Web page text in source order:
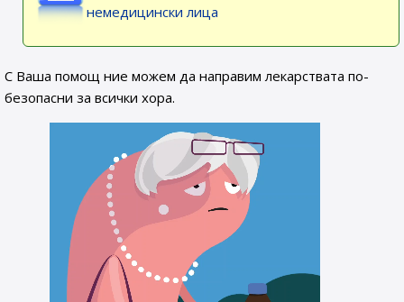
немедицински лица
С Ваша помощ ние можем да направим лекарствата по-
безопасни за всички хора.